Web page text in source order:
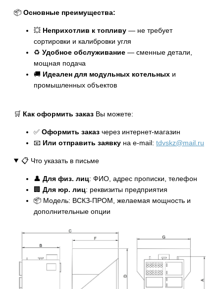
📦 Основные преимущества:
💥 Неприхотлив к топливу — не требует
сортировки и калибровки угля
♻️ Удобное обслуживание — сменные детали,
мощная подача
🚚 Идеален для модульных котельных и
промышленных объектов
🛒 Как оформить заказ Вы можете:
✅ Оформить заказ через интернет-магазин
📧 Или отправить заявку на e-mail: tdvskz@mail.ru
📋 Что указать в письме
👤 Для физ. лиц: ФИО, адрес прописки, телефон
🏢 Для юр. лиц: реквизиты предприятия
📦 Модель: ВСКЗ-ПРОМ, желаемая мощность и
дополнительные опции